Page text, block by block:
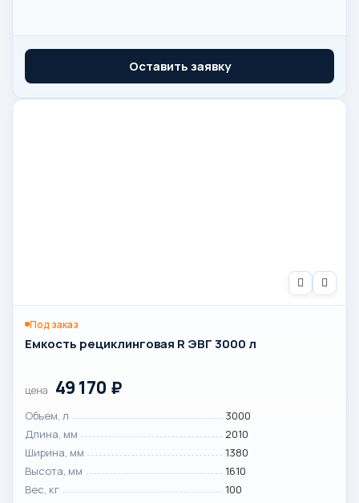
Оставить заявку
Под заказ
Емкость рециклинговая R ЭВГ 3000 л
цена 49 170 ₽
Объем, л
3000
Длина, мм
2010
Ширина, мм
1380
Высота, мм
1610
Вес, кг
100